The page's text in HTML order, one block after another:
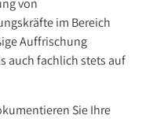
von
im Bereich
Auffrischung
auch fachlich stets auf
Sie Ihre